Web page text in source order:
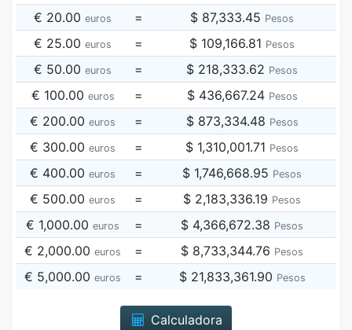
€ 20.00 euros = $ 87,333.45 Pesos
€ 25.00 euros = $ 109,166.81 Pesos
€ 50.00 euros = $ 218,333.62 Pesos
€ 100.00 euros = $ 436,667.24 Pesos
€ 200.00 euros = $ 873,334.48 Pesos
€ 300.00 euros = $ 1,310,001.71 Pesos
€ 400.00 euros = $ 1,746,668.95 Pesos
€ 500.00 euros = $ 2,183,336.19 Pesos
€ 1,000.00 euros = $ 4,366,672.38 Pesos
€ 2,000.00 euros = $ 8,733,344.76 Pesos
€ 5,000.00 euros = $ 21,833,361.90 Pesos
Calculadora